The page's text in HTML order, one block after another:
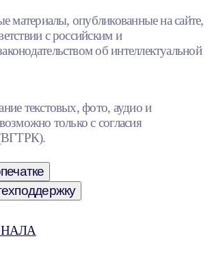
материалы, опубликованные на сайте,
с российским и
об интеллектуальной
текстовых, фото, аудио и
только с согласия
(ВГТРК).